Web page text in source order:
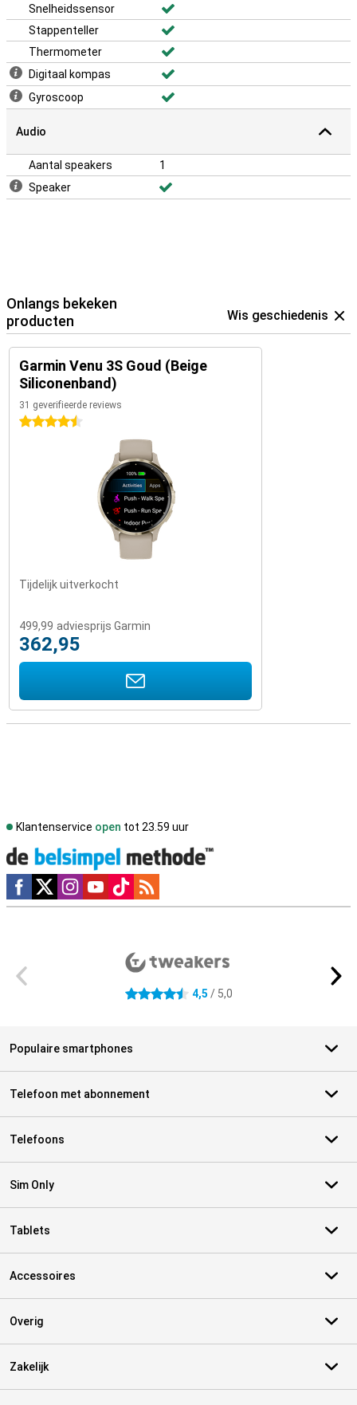
Snelheidssensor
Stappenteller
Thermometer
Digitaal kompas
Gyroscoop
Audio
Aantal speakers
1
Speaker
Onlangs bekeken
producten
Wis geschiedenis
Garmin Venu 3S Goud (Beige
Siliconenband)
31 geverifieerde reviews
4.5 sterren
Tijdelijk uitverkocht
499,99 adviesprijs Garmin
362,95
Klantenservice open tot 23.59 uur
Social media
4.5 sterren 4,5 / 5,0
Populaire smartphones
Telefoon met abonnement
Telefoons
Sim Only
Tablets
Accessoires
Overig
Zakelijk